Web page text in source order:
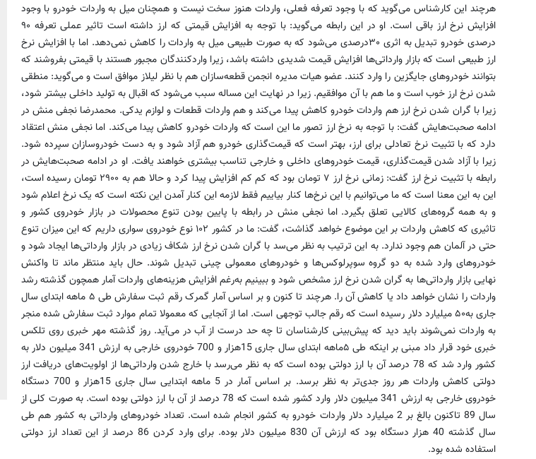
هرچند این کارشناس می‌گوید که با وجود تعرفه فعلی، واردات هنوز سخت نیست و همچنان میل به واردات خودرو با وجود
افزایش نرخ ارز باقی است. او در این رابطه می‌گوید: با توجه به افزایش قیمتی که ارز داشته است تاثیر عملی تعرفه ۹۰
درصدی خودرو تبدیل به اثری ۳۰درصدی می‌شود که به صورت طبیعی میل به واردات را کاهش نمی‌دهد. اما با افزایش نرخ
ارز طبیعی است که بازار وارداتی‌ها افزایش قیمت شدیدی داشته باشد، زیرا واردکنندگان مجبور هستند با قیمتی بفروشند که
بتوانند خودروهای جایگزین را وارد کنند. عضو هیات مدیره انجمن قطعه‌سازان هم با نظر لیلاز موافق است و می‌گوید: منطقی
شدن نرخ ارز خوب است و ما هم با آن موافقیم. زیرا در نهایت این مساله سبب می‌شود که اقبال به تولید داخلی بیشتر شود،
زیرا با گران شدن نرخ ارز هم واردات خودرو کاهش پیدا می‌کند و هم واردات قطعات و لوازم یدکی. محمدرضا نجفی منش در
ادامه صحبت‌هایش گفت: با توجه به نرخ ارز تصور ما این است که واردات خودرو کاهش پیدا می‌کند. اما نجفی منش اعتقاد
دارد که با تثبیت نرخ تعادلی برای ارز، بهتر است که قیمت‌گذاری خودرو هم آزاد شود و به دست خودروسازان سپرده شود.
زیرا با آزاد شدن قیمت‌گذاری، قیمت خودروهای داخلی و خارجی تناسب بیشتری خواهند یافت. او در ادامه صحبت‌هایش در
رابطه با تثبیت نرخ ارز گفت: زمانی نرخ ارز ۷ تومان بود که کم کم افزایش پیدا کرد و حالا هم به ۲۹۰۰ تومان رسیده است،
این به این معنا است که ما می‌توانیم با این نرخ‌ها کنار بیاییم فقط لازمه این کنار آمدن این نکته است که یک نرخ اعلام شود
و به همه گروه‌های کالایی تعلق بگیرد. اما نجفی منش در رابطه با پایین بودن تنوع محصولات در بازار خودروی کشور و
تاثیری که کاهش واردات بر این موضوع خواهد گذاشت، گفت: ما در کشور ۱۰۲ نوع خودروی سواری داریم که این میزان تنوع
حتی در آلمان هم وجود ندارد. به این ترتیب به نظر می‌سد با گران شدن نرخ ارز شکاف زیادی در بازار وارداتی‌ها ایجاد شود و
خودروهای وارد شده به دو گروه سوپرلوکس‌ها و خودروهای معمولی چینی تبدیل شوند. حال باید منتظر ماند تا واکنش
نهایی بازار وارداتی‌ها به گران شدن نرخ ارز مشخص شود و ببینیم به‌رغم افزایش هزینه‌های واردات آمار همچون گذشته رشد
واردات را نشان خواهد داد یا کاهش آن را. هرچند تا کنون و بر اساس آمار گمرک رقم ثبت سفارش طی ۵ ماهه ابتدای سال
جاری به۵۰ میلیارد دلار رسیده است که رقم جالب توجهی است. اما از آنجایی که معمولا تمام موارد ثبت سفارش شده منجر
به واردات نمی‌شوند باید دید که پیش‌بینی کارشناسان تا چه حد درست از آب در می‌آید. روز گذشته مهر خبری روی تلکس
خبری خود قرار داد مبنی بر اینکه طی ۵ماهه ابتدای سال جاری 15هزار و 700 خودروی خارجی به ارزش 341 میلیون دلار به
کشور وارد شد که 78 درصد آن با ارز دولتی بوده است که به نظر می‌رسد با خارج شدن وارداتی‌ها از اولویت‌های دریافت ارز
دولتی کاهش واردات هر روز جدی‌تر به نظر برسد. بر اساس آمار در 5 ماهه ابتدایی سال جاری 15هزار و 700 دستگاه
خودروی خارجی به ارزش 341 میلیون دلار وارد کشور شده است که 78 درصد از آن با ارز دولتی بوده است. به صورت کلی از
سال 89 تاکنون بالغ بر 2 میلیارد دلار واردات خودرو به کشور انجام شده است. تعداد خودروهای وارداتی به کشور هم طی
سال گذشته 40 هزار دستگاه بود که ارزش آن 830 میلیون دلار بوده. برای وارد کردن 86 درصد از این تعداد ارز دولتی
استفاده شده بود.